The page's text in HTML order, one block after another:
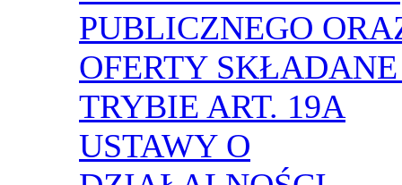
PUBLICZNEGO
OFERTY
TRYBIE ART. 19A
USTAWY O